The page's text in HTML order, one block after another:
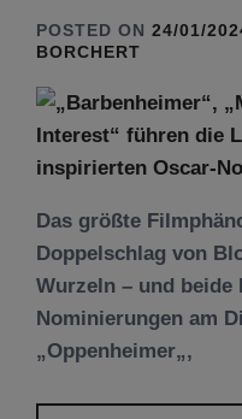
POSTED ON 24/01/
BORCHERT
Das größte
Doppelschlag von
Wurzeln – und beide
Nominierungen am
„Oppenheimer„,